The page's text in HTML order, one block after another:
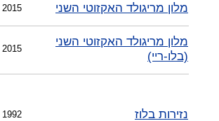
מלון מריגולד האקזוטי השני 2015
מלון מריגולד האקזוטי השני
(בלו-ריי)
2015
נזירות בלוז 1992